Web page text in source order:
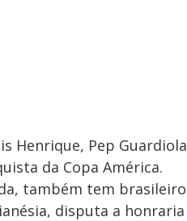
Henrique, Pep Guardiola
da Copa América.
também tem brasileiro
disputa a honraria